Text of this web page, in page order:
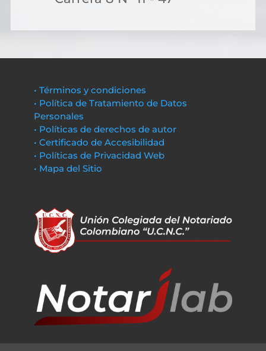
• Términos y condiciones
• Política de Tratamiento de Datos
Personales
• Políticas de derechos de autor
• Certificado de Accesibilidad
• Políticas de Privacidad Web
• Mapa del Sitio